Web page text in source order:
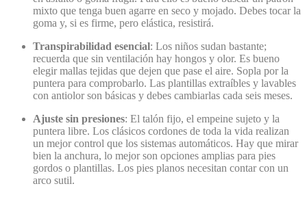
mixto que tenga buen agarre en seco y mojado. Debes tocar la
goma y, si es firme, pero elástica, resistirá.
Transpirabilidad esencial: Los niños sudan bastante;
recuerda que sin ventilación hay hongos y olor. Es bueno
elegir mallas tejidas que dejen que pase el aire. Sopla por la
puntera para comprobarlo. Las plantillas extraíbles y lavables
con antiolor son básicas y debes cambiarlas cada seis meses.
Ajuste sin presiones: El talón fijo, el empeine sujeto y la
puntera libre. Los clásicos cordones de toda la vida realizan
un mejor control que los sistemas automáticos. Hay que mirar
bien la anchura, lo mejor son opciones amplias para pies
gordos o plantillas. Los pies planos necesitan contar con un
arco sutil.